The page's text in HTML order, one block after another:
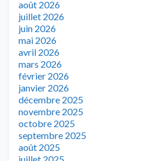
août 2026
juillet 2026
juin 2026
mai 2026
avril 2026
mars 2026
février 2026
janvier 2026
décembre 2025
novembre 2025
octobre 2025
septembre 2025
août 2025